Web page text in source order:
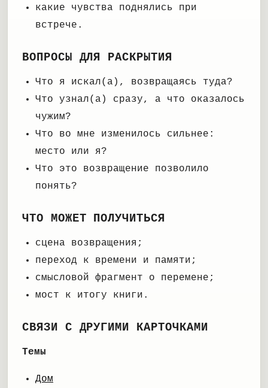
какие чувства поднялись при
встрече.
ВОПРОСЫ ДЛЯ РАСКРЫТИЯ
Что я искал(а), возвращаясь туда?
Что узнал(а) сразу, а что оказалось
чужим?
Что во мне изменилось сильнее:
место или я?
Что это возвращение позволило
понять?
ЧТО МОЖЕТ ПОЛУЧИТЬСЯ
сцена возвращения;
переход к времени и памяти;
смысловой фрагмент о перемене;
мост к итогу книги.
СВЯЗИ С ДРУГИМИ КАРТОЧКАМИ
Темы
Дом